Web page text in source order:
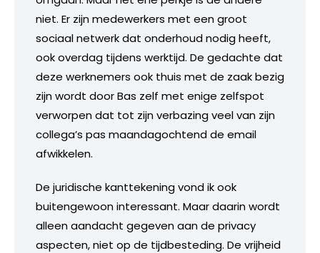
niet. Er zijn medewerkers met een groot
sociaal netwerk dat onderhoud nodig heeft,
ook overdag tijdens werktijd. De gedachte dat
deze werknemers ook thuis met de zaak bezig
zijn wordt door Bas zelf met enige zelfspot
verworpen dat tot zijn verbazing veel van zijn
collega’s pas maandagochtend de email
afwikkelen.
De juridische kanttekening vond ik ook
buitengewoon interessant. Maar daarin wordt
alleen aandacht gegeven aan de privacy
aspecten, niet op de tijdbesteding. De vrijheid